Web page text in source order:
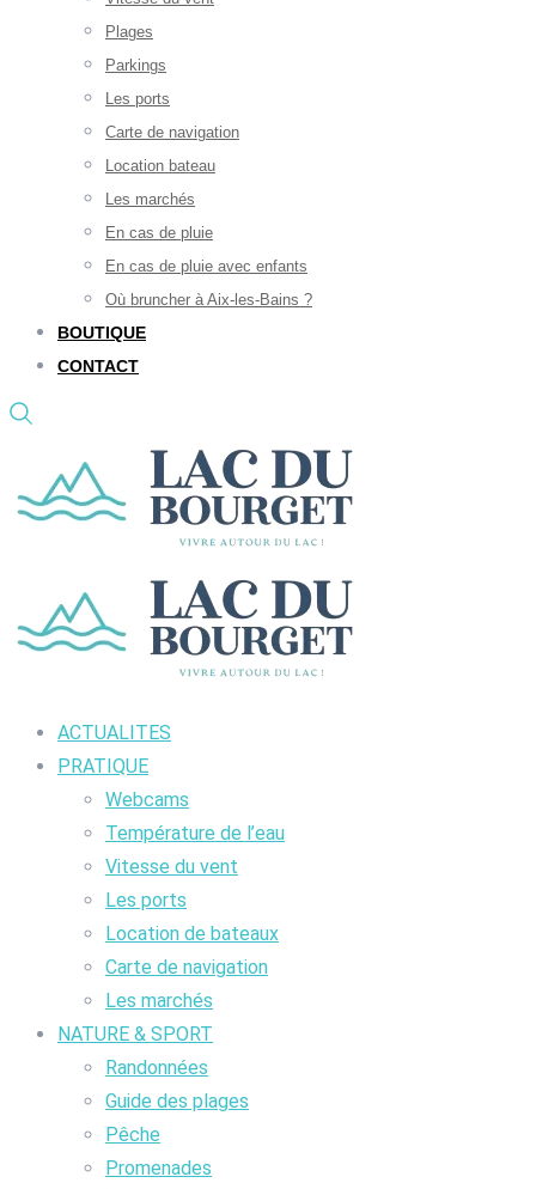
Plages
Parkings
Les ports
Carte de navigation
Location bateau
Les marchés
En cas de pluie
En cas de pluie avec enfants
Où bruncher à Aix-les-Bains ?
BOUTIQUE
CONTACT
ACTUALITES
PRATIQUE
Webcams
Température de l’eau
Vitesse du vent
Les ports
Location de bateaux
Carte de navigation
Les marchés
NATURE & SPORT
Randonnées
Guide des plages
Pêche
Promenades